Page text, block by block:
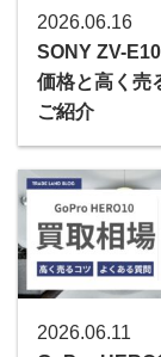
2026.06.16
SONY ZV-
価格と高く売
ご紹介
2026.06.11